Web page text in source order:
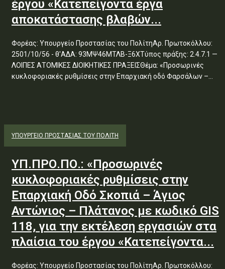
έργου «Κατεπείγοντα έργα
αποκατάστασης βλαβών...
Φορέας: Υπουργείο Προστασίας του ΠολίτηΑρ. Πρωτοκόλλου:
2501/10/56 - θ'ΑΔΑ: 93ΜΨ46ΜΤΛΒ-Ξ6ΧΤύπος πράξης: 2.4.7.1 —
ΛΟΙΠΕΣ ΑΤΟΜΙΚΕΣ ΔΙΟΙΚΗΤΙΚΕΣ ΠΡΑΞΕΙΣΘέμα: «Προσωρινές
κυκλοφοριακές ρυθμίσεις στην Επαρχιακή οδό Φαρσάλων –...
ΥΠΟΥΡΓΕΊΟ ΠΡΟΣΤΑΣΊΑΣ ΤΟΥ ΠΟΛΊΤΗ
ΥΠ.ΠΡΟ.ΠΟ.: «Προσωρινές
κυκλοφοριακές ρυθμίσεις στην
Επαρχιακή Οδό Σκοπιά – Άγιος
Αντώνιος – Πλάτανος με κωδικό GIS
118, για την εκτέλεση εργασιών στα
πλαίσια του έργου «Κατεπείγοντα...
Φορέας: Υπουργείο Προστασίας του ΠολίτηΑρ. Πρωτοκόλλου: